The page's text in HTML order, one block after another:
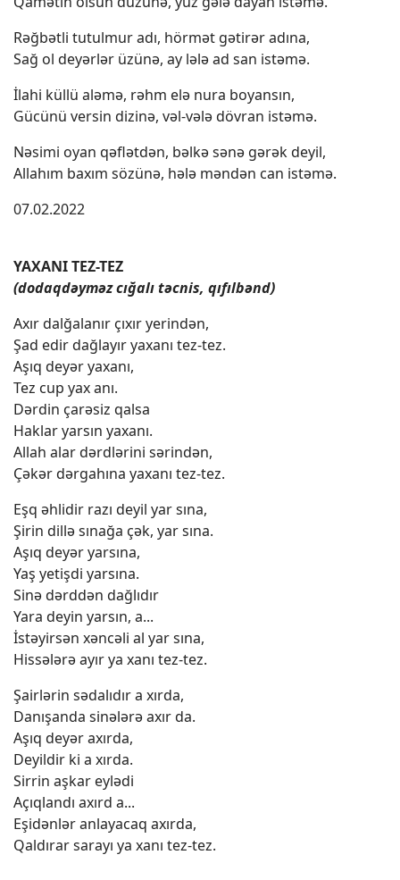
Rəğbətli tutulmur adı, hörmət gətirər adına,
Sağ ol deyərlər üzünə, ay lələ ad san istəmə.
İlahi küllü aləmə, rəhm elə nura boyansın,
Gücünü versin dizinə, vəl-vələ dövran istəmə.
Nəsimi oyan qəflətdən, bəlkə sənə gərək deyil,
Allahım baxım sözünə, hələ məndən can istəmə.
07.02.2022
YAXANI TEZ-TEZ
(dodaqdəyməz cığalı təcnis, qıfılbənd)
Axır dalğalanır çıxır yerindən,
Şad edir dağlayır yaxanı tez-tez.
Aşıq deyər yaxanı,
Tez cup yax anı.
Dərdin çarəsiz qalsa
Haklar yarsın yaxanı.
Allah alar dərdlərini sərindən,
Çəkər dərgahına yaxanı tez-tez.
Eşq əhlidir razı deyil yar sına,
Şirin dillə sınağa çək, yar sına.
Aşıq deyər yarsına,
Yaş yetişdi yarsına.
Sinə dərddən dağlıdır
Yara deyin yarsın, a...
İstəyirsən xəncəli al yar sına,
Hissələrə ayır ya xanı tez-tez.
Şairlərin sədalıdır a xırda,
Danışanda sinələrə axır da.
Aşıq deyər axırda,
Deyildir ki a xırda.
Sirrin aşkar eylədi
Açıqlandı axırd a...
Eşidənlər anlayacaq axırda,
Qaldırar sarayı ya xanı tez-tez.